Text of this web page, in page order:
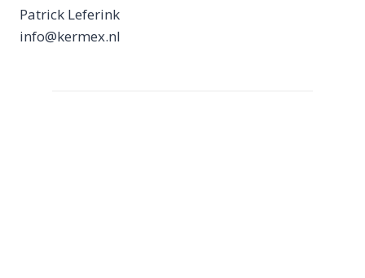
Patrick Leferink
info@kermex.nl